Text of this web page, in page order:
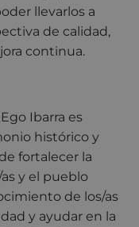
llevarlos a
de calidad,
continua.
Ibarra es
histórico y
fortalecer la
y el pueblo
de los/as
y ayudar en la